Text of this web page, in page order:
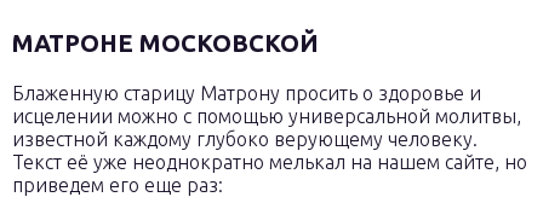
МАТРОНЕ МОСКОВСКОЙ
Блаженную старицу Матрону просить о здоровье и
исцелении можно с помощью универсальной молитвы,
известной каждому глубоко верующему человеку.
Текст её уже неоднократно мелькал на нашем сайте, но
приведем его еще раз: